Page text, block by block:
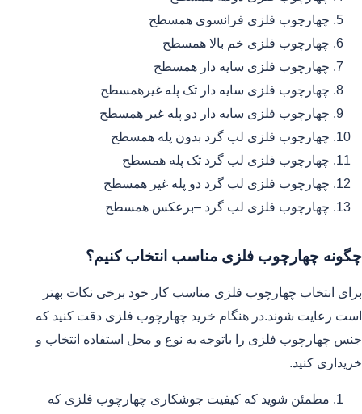
چهارچوب فلزی فرانسوی همسطح
چهارچوب فلزی خم بالا همسطح
چهارچوب فلزی سایه دار همسطح
چهارچوب فلزی سایه دار تک پله غیرهمسطح
چهارچوب فلزی سایه دار دو پله غیر همسطح
چهارچوب فلزی لب گرد بدون پله همسطح
چهارچوب فلزی لب گرد تک پله همسطح
چهارچوب فلزی لب گرد دو پله غیر همسطح
چهارچوب فلزی لب گرد –برعکس همسطح
چگونه چهارچوب فلزی مناسب انتخاب کنیم؟
برای انتخاب چهارچوب فلزی مناسب کار خود برخی نکات بهتر
است رعایت شوند.در هنگام خرید چهارچوب فلزی دقت کنید که
جنس چهارچوب فلزی را باتوجه به نوع و محل استفاده انتخاب و
خریداری کنید.
مطمئن شوید که کیفیت جوشکاری چهارچوب فلزی که